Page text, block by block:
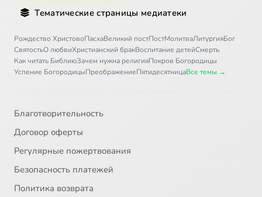
Тематические страницы медиатеки
Рождество ХристовоПасхаВеликий постПостМолитваЛитургияБог
СвятостьО любвиХристианский бракВоспитание детейСмерть
Как читать БиблиюЗачем нужна религияПокров Богородицы
Успение БогородицыПреображениеПятидесятницаВсе темы →
Благотворительность
Договор оферты
Регулярные пожертвования
Безопасность платежей
Политика возврата